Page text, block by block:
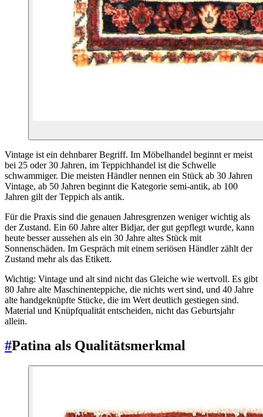
Vintage ist ein dehnbarer Begriff. Im Möbelhandel beginnt er meist
bei 25 oder 30 Jahren, im Teppichhandel ist die Schwelle
schwammiger. Die meisten Händler nennen ein Stück ab 30 Jahren
Vintage, ab 50 Jahren beginnt die Kategorie semi-antik, ab 100
Jahren gilt der Teppich als antik.
Für die Praxis sind die genauen Jahresgrenzen weniger wichtig als
der Zustand. Ein 60 Jahre alter Bidjar, der gut gepflegt wurde, kann
heute besser aussehen als ein 30 Jahre altes Stück mit
Sonnenschäden. Im Gespräch mit einem seriösen Händler zählt der
Zustand mehr als das Etikett.
Wichtig: Vintage und alt sind nicht das Gleiche wie wertvoll. Es gibt
80 Jahre alte Maschinenteppiche, die nichts wert sind, und 40 Jahre
alte handgeknüpfte Stücke, die im Wert deutlich gestiegen sind.
Material und Knüpfqualität entscheiden, nicht das Geburtsjahr
allein.
#Patina als Qualitätsmerkmal